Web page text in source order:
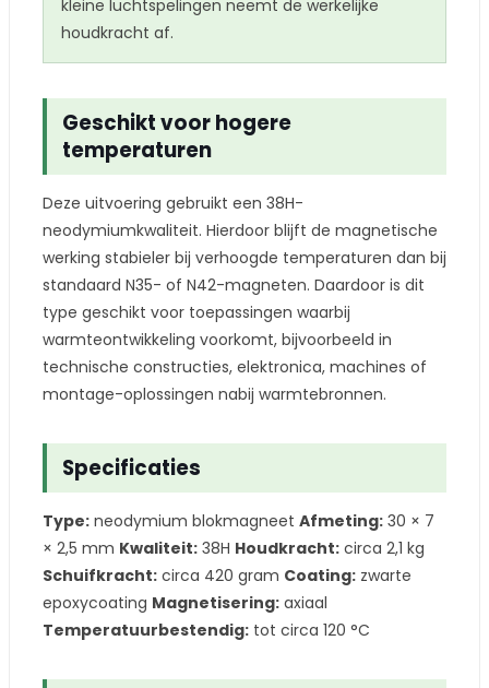
kleine luchtspelingen neemt de werkelijke
houdkracht af.
Geschikt voor hogere
temperaturen
Deze uitvoering gebruikt een 38H-
neodymiumkwaliteit. Hierdoor blijft de magnetische
werking stabieler bij verhoogde temperaturen dan bij
standaard N35- of N42-magneten. Daardoor is dit
type geschikt voor toepassingen waarbij
warmteontwikkeling voorkomt, bijvoorbeeld in
technische constructies, elektronica, machines of
montage-oplossingen nabij warmtebronnen.
Specificaties
Type: neodymium blokmagneet Afmeting: 30 × 7
× 2,5 mm Kwaliteit: 38H Houdkracht: circa 2,1 kg
Schuifkracht: circa 420 gram Coating: zwarte
epoxycoating Magnetisering: axiaal
Temperatuurbestendig: tot circa 120 °C